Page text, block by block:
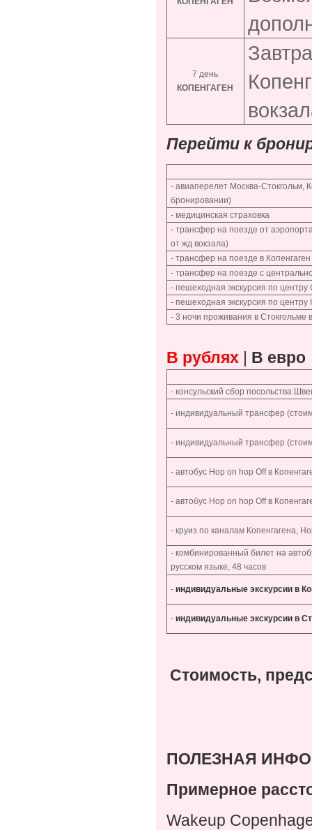
7 день
КОПЕНГАГЕН
Перейти к
- авиаперелет Москва-
бронировании)
- медицинская страховка
- трансфер на поезде от
от жд вокзала)
- трансфер на поезде в
- трансфер на поезде с
- пешеходная экскурсия по центру
- пешеходная экскурсия по центру
- 3 ночи проживания в
В рублях В евро
- консульский сбор посольства
- индивидуальный трансфер
- индивидуальный трансфер
- автобус Hop on hop Off в
- автобус Hop on hop Off в
- круиз по каналам Копенгагена,
- комбинированный билет на
русском языке, 48 часов
- индивидуальные экскурсии в
- индивидуальные экскурсии в
Стоимость,
ПОЛЕЗНАЯ
Примерное
Wakeup